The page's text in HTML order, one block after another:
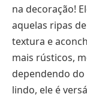
na decoração!
aquelas ripas
textura e
mais rústicos,
dependendo
lindo, ele é